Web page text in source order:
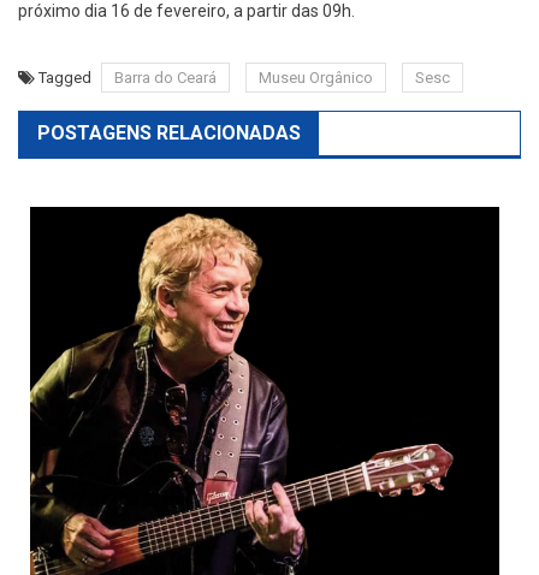
próximo dia 16 de fevereiro, a partir das 09h.
Tagged Barra do Ceará Museu Orgânico Sesc
POSTAGENS RELACIONADAS